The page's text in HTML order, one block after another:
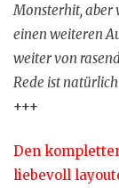
Monsterhit, aber
einen weiteren
weiter von
Rede ist natürlich
+++
Den
liebevoll